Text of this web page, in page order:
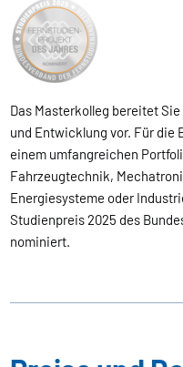
Das Masterkolleg bereitet
und Entwicklung vor. Für die
einem umfangreichen
Fahrzeugtechnik,
Energiesysteme oder
Studienpreis 2025 des
nominiert.